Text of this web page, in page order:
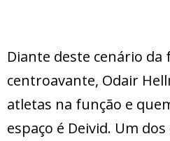
Diante deste cenário da
centroavante, Odair
atletas na função e
espaço é Deivid. Um